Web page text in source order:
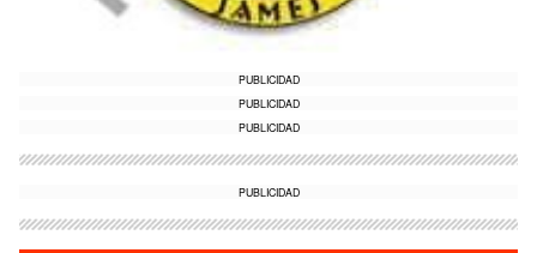
PUBLICIDAD
PUBLICIDAD
PUBLICIDAD
PUBLICIDAD